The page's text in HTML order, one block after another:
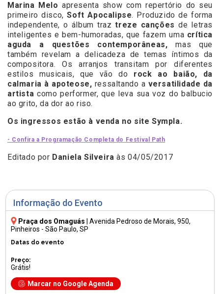
Informação do Evento
Praça dos Omaguás |Avenida Pedroso de Morais, 950,
Pinheiros - São Paulo, SP
Datas do evento
Preço:
Grátis!
Marcar no Google Agenda
Marina Melo apresenta show com repertório do seu
primeiro disco,Soft Apocalipse. Produzido de forma
independente, o álbum traztreze canções de letras
inteligentes e bem-humoradas, que fazem uma crítica
aguda a questões contemporâneas,mas que
também revelam a delicadeza de temas íntimos da
compositora. Os arranjos transitam por diferentes
estilos musicais, que vão do rock ao baião, da
calmaria à apoteose, ressaltando a versatilidade da
artista como performer, que leva sua voz do balbucio
ao grito, da dor ao riso.
Os ingressos estão à venda no site Sympla.
- Confira a Programação Completa do Festival Path
Editado por Daniela Silveira às 04/05/2017